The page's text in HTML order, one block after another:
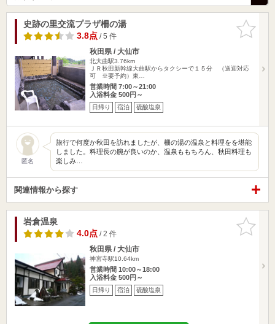
お気に入
りに追加
史跡の里交流プラザ柵の湯
3.8点/ 5 件
秋田県 / 大仙市
北大曲駅3.76km
ＪＲ秋田新幹線大曲駅からタクシーで１５分 （送迎対応
可 ※要予約）東…
営業時間 7:00～21:00
入浴料金 500円～
日帰り 宿泊 硫酸塩泉
匿名
旅行で何度か秋田を訪れましたが、柵の湯の温泉と料理をを堪能
しました。料理長の腕が良いのか、温泉ももちろん、秋田料理も
楽しみ…
関連情報から探す
お気に入
りに追加
岩倉温泉
4.0点/ 2 件
秋田県 / 大仙市
神宮寺駅10.64km
営業時間 10:00～18:00
入浴料金 500円～
日帰り 宿泊 硫酸塩泉